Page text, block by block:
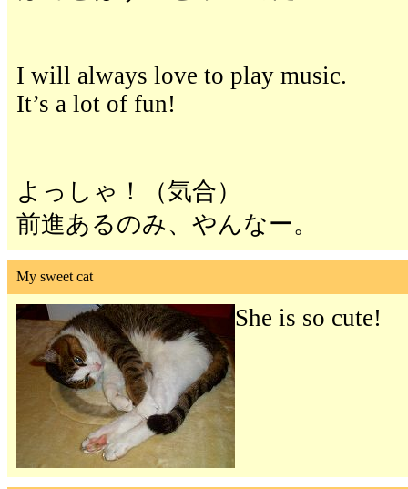
I will always love to play music.
It’s a lot of fun!
よっしゃ！（気合）
前進あるのみ、やんなー。
My sweet cat
She is so cute!